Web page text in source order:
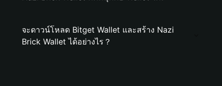
จะดาวน์โหลด Bitget Wallet และสร้าง Nazi
Brick Wallet ได้อย่างไร？